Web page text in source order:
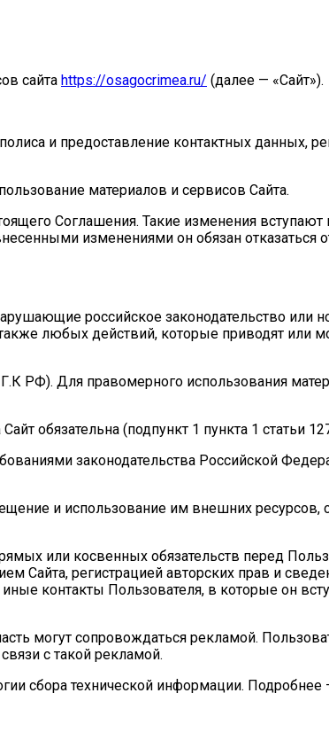
сайта https://osagocrimea.ru/ (далее — «Сайт»).
и предоставление контактных данных,
материалов и сервисов Сайта.
Соглашения. Такие изменения вступают
изменениями он обязан отказаться
российское законодательство
любых действий, которые приводят или
Г.К РФ). Для правомерного использования
обязательна (подпункт 1 пункта 1 статьи
законодательства Российской
и использование им внешних
или косвенных обязательств перед
регистрацией авторских прав и
контакты Пользователя, в которые он
могут сопровождаться рекламой.
с такой рекламой.
сбора технической информации. Подробнее